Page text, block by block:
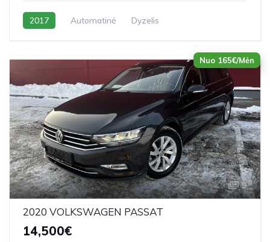
2017 Automatinė Dyzelis
Nuo 165€/Mėn
9
2020 VOLKSWAGEN PASSAT
14,500€